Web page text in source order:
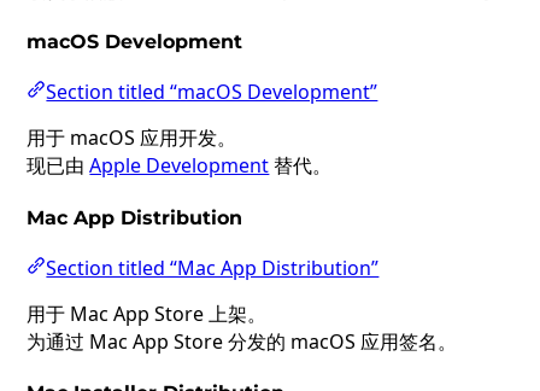
macOS Development
Section titled “macOS Development”
用于 macOS 应用开发。
现已由Apple Development 替代。
Mac App Distribution
Section titled “Mac App Distribution”
用于 Mac App Store 上架。
为通过 Mac App Store 分发的 macOS 应用签名。